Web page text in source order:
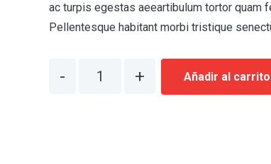
ac turpis egestas aeeartibulum tortor quam
Pellentesque habitant morbi tristique
Añadir al carrito